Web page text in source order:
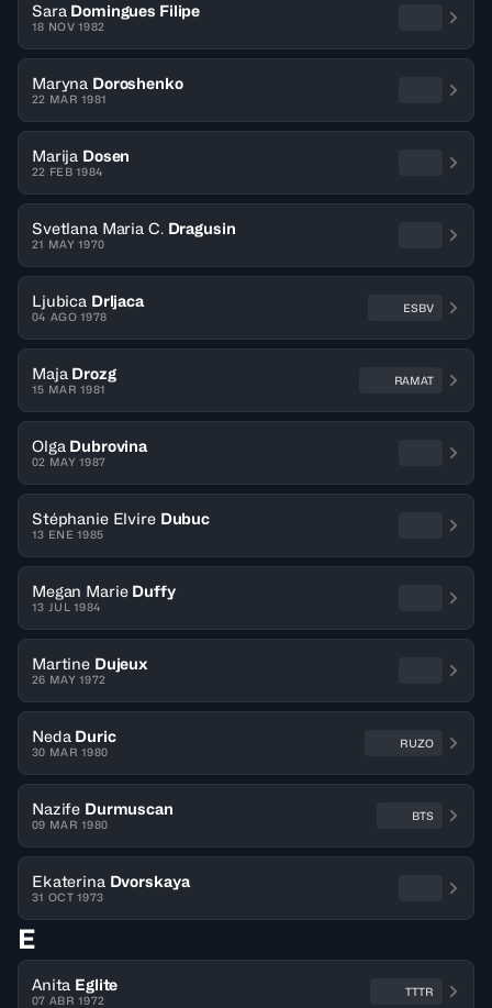
Sara Domingues Filipe
18 NOV 1982
Maryna Doroshenko
22 MAR 1981
Marija Dosen
22 FEB 1984
Svetlana Maria C. Dragusin
21 MAY 1970
Ljubica Drljaca
04 AGO 1978
ESBV
Maja Drozg
15 MAR 1981
RAMAT
Olga Dubrovina
02 MAY 1987
Stéphanie Elvire Dubuc
13 ENE 1985
Megan Marie Duffy
13 JUL 1984
Martine Dujeux
26 MAY 1972
Neda Duric
30 MAR 1980
RUZO
Nazife Durmuscan
09 MAR 1980
BTS
Ekaterina Dvorskaya
31 OCT 1973
E
Anita Eglite
07 ABR 1972
TTTR